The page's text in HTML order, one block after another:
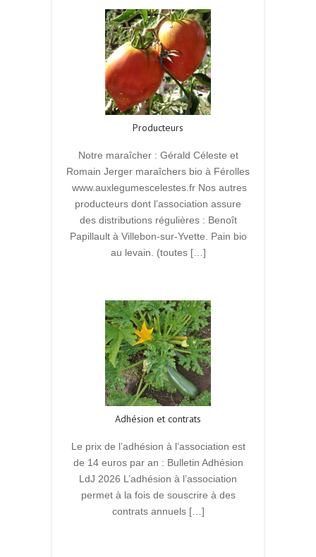
Producteurs
Notre maraîcher : Gérald Céleste et
Romain Jerger maraîchers bio à Férolles
www.auxlegumescelestes.fr Nos autres
producteurs dont l’association assure
des distributions régulières : Benoît
Papillault à Villebon-sur-Yvette. Pain bio
au levain. (toutes […]
Adhésion et contrats
Le prix de l’adhésion à l’association est
de 14 euros par an : Bulletin Adhésion
LdJ 2026 L’adhésion à l’association
permet à la fois de souscrire à des
contrats annuels […]